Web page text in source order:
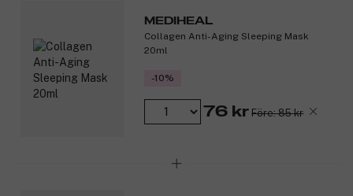
MEDIHEAL
Collagen Anti-Aging Sleeping Mask
20ml
-10%
76 kr Före: 85 kr